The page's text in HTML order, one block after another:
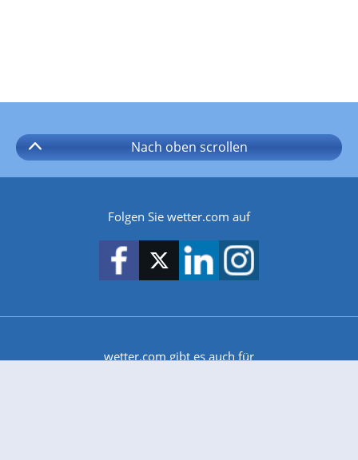
Nach oben scrollen
Folgen Sie wetter.com auf
wetter.com gibt es auch für